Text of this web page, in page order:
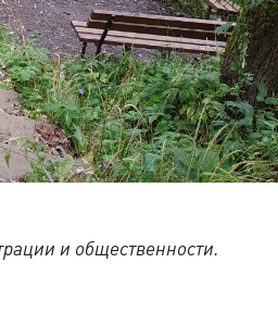
и общественности.